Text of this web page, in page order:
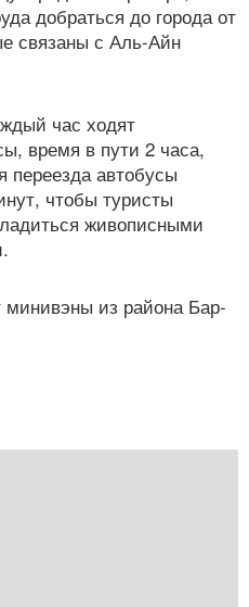
добраться до города от
связаны с Аль-Айн
час ходят
время в пути 2 часа,
переезда автобусы
чтобы туристы
живописными
из района Бар-